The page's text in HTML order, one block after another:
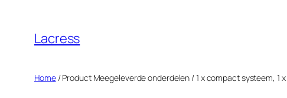
content
Lacress
Home/ Product Meegeleverde onderdelen / ‎1 x compact systeem,